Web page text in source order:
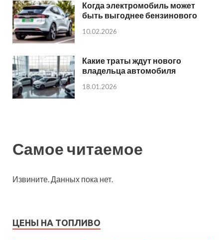
Когда электромобиль может
быть выгоднее бензинового
10.02.2026
Какие траты ждут нового
владельца автомобиля
18.01.2026
Самое читаемое
Извините. Данных пока нет.
ЦЕНЫ НА ТОПЛИВО